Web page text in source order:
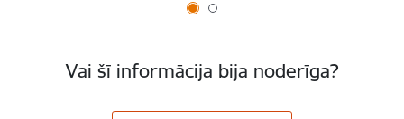
Vai šī informācija bija noderīga?